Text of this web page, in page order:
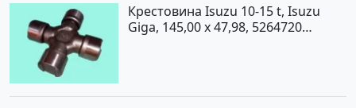
Крестовина Isuzu 10-15 t, Isuzu
Giga, 145,00 x 47,98, 5264720